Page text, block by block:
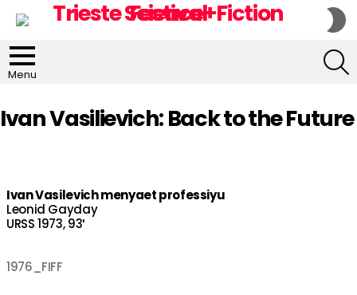
Menu
Ivan Vasilievich: Back to the Future
Ivan Vasilevich menyaet professiyu
Leonid Gayday
URSS 1973, 93′
1976_FIFF